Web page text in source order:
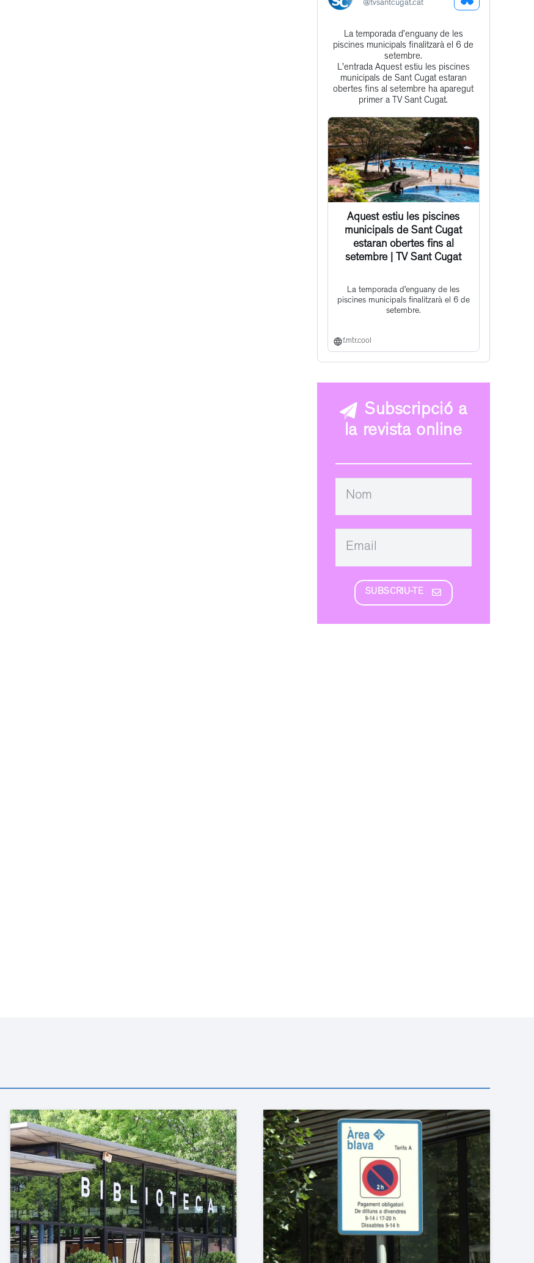
@tvsantcugat.cat
See
Get
to
this
post
La temporada d’enguany de les
piscines municipals finalitzarà el 6 de
setembre.
L'entrada Aquest estiu les piscines
municipals de Sant Cugat estaran
obertes fins al setembre ha aparegut
primer a TV Sant Cugat.
Aquest estiu les piscines
municipals de Sant Cugat
estaran obertes fins al
setembre | TV Sant Cugat
La temporada d’enguany de les
piscines municipals finalitzarà el 6 de
setembre.
f.mtr.cool
Subscripció a
la revista online
SUBSCRIU-TE